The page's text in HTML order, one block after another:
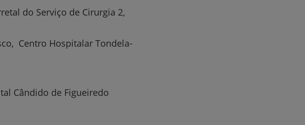
estar
do Serviço de Cirurgia 2,
Centro Hospitalar Tondela-
Cândido de Figueiredo